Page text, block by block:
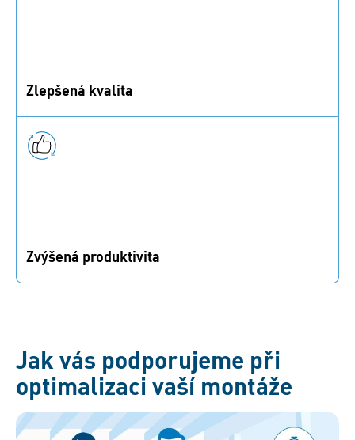
Zlepšená kvalita
Zvýšená produktivita
Jak vás podporujeme při
optimalizaci vaší montáže